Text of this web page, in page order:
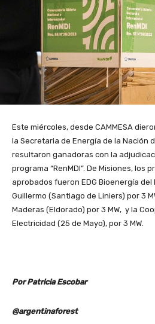
Este miércoles, desde CAMMESA
la Secretaria de Energía de la Nación
resultaron ganadoras con la
programa “RenMDI”. De Misiones, los
aprobados fueron EDG Bioenergía del
Guillermo (Santiago de Liniers) por 3
Maderas (Eldorado) por 3 MW, y la
Electricidad (25 de Mayo), por 3 MW.
Por Patricia Escobar
@argentinaforest